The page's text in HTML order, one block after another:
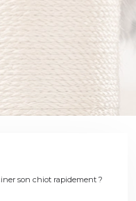
son chiot rapidement ?